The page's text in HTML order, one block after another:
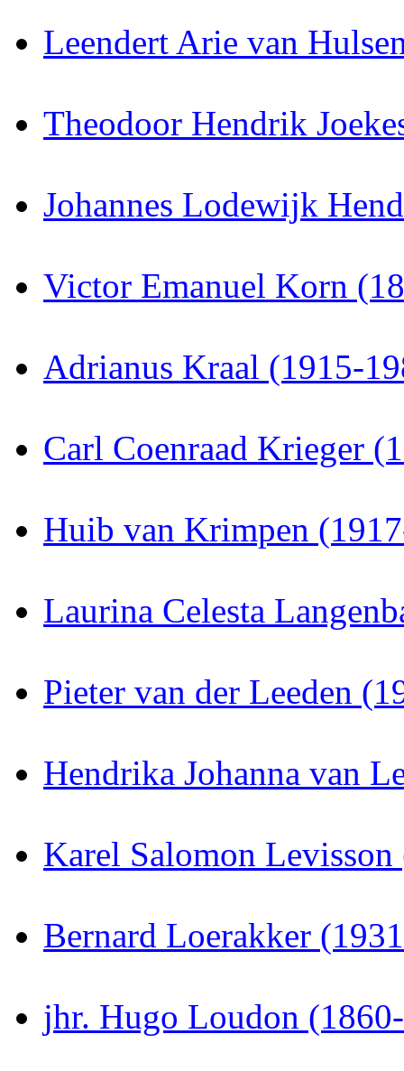
Leendert Arie van
Theodoor Hendrik
Johannes Lodewijk
Victor Emanuel Korn
Adrianus Kraal (1915-
Carl Coenraad Krieger
Huib van Krimpen
Laurina Celesta
Pieter van der Leeden
Hendrika Johanna van
Karel Salomon
Bernard Loerakker
jhr. Hugo Loudon